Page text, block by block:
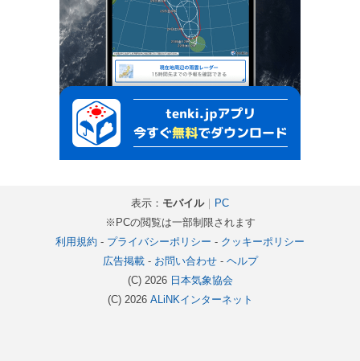
表示： モバイル｜
PC
※PCの閲覧は一部制限されます
利用規約 - プライバシーポリシー - クッキーポリシー
広告掲載- お問い合わせ- ヘルプ
(C) 2026 日本気象協会
(C) 2026 ALiNKインターネット